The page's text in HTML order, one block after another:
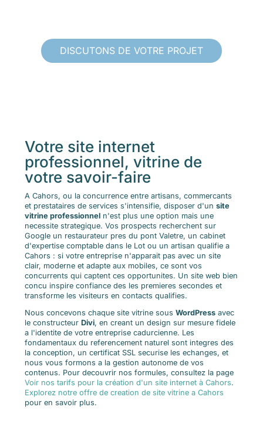
DISCUTONS DE VOTRE PROJET
Votre site internet
professionnel, vitrine de
votre savoir-faire
A Cahors, ou la concurrence entre artisans, commercants
et prestataires de services s'intensifie, disposer d'unsite
vitrine professionnel n'est plus une option mais une
necessite strategique. Vos prospects recherchent sur
Google un restaurateur pres du pont Valetre, un cabinet
d'expertise comptable dans le Lot ou un artisan qualifie a
Cahors : si votre entreprise n'apparait pas avec un site
clair, moderne et adapte aux mobiles, ce sont vos
concurrents qui captent ces opportunites. Un site web bien
concu inspire confiance des les premieres secondes et
transforme les visiteurs en contacts qualifies.
Nous concevons chaque site vitrine sousWordPress avec
le constructeurDivi, en creant un design sur mesure fidele
a l'identite de votre entreprise cadurcienne. Les
fondamentaux du referencement naturel sont integres des
la conception, un certificat SSL securise les echanges, et
nous vous formons a la gestion autonome de vos
contenus. Pour decouvrir nos formules, consultez la page
Voir nos tarifs pour la création d'un site internet à Cahors.
Explorez notre offre de creation de site vitrine a Cahors
pour en savoir plus.